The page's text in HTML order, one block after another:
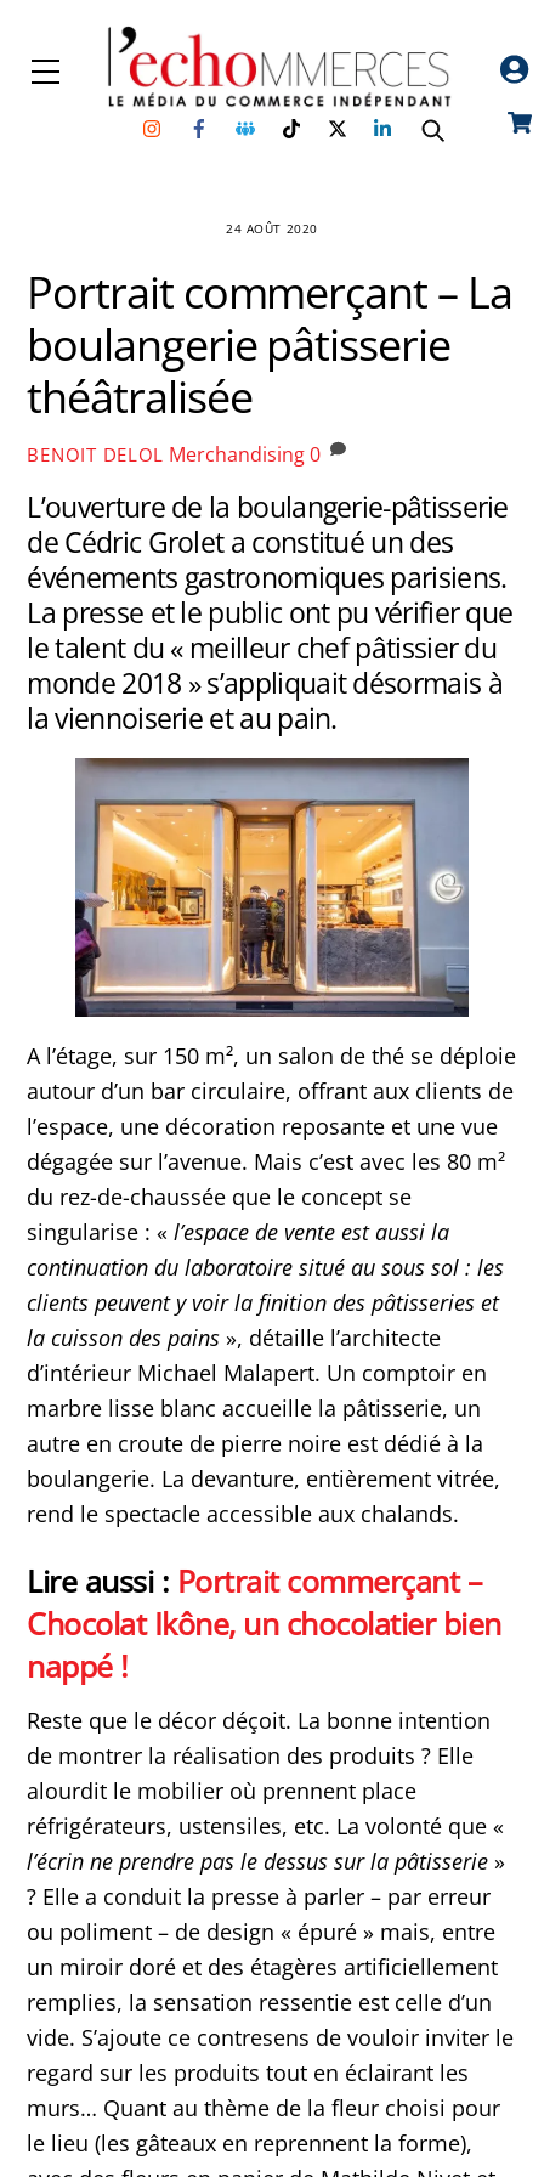
content
Menu
InstagramFacebookGroupe
Facebook
TikTokTwitterLinkedin
24 AOÛT 2020
Portrait commerçant – La
boulangerie pâtisserie
théâtralisée
BENOIT DELOL Merchandising0
L’ouverture de la boulangerie-pâtisserie
de Cédric Grolet a constitué un des
événements gastronomiques parisiens.
La presse et le public ont pu vérifier que
le talent du « meilleur chef pâtissier du
monde 2018 » s’appliquait désormais à
la viennoiserie et au pain.
A l’étage, sur 150 m², un salon de thé se déploie
autour d’un bar circulaire, offrant aux clients de
l’espace, une décoration reposante et une vue
dégagée sur l’avenue. Mais c’est avec les 80 m²
du rez-de-chaussée que le concept se
singularise : « l’espace de vente est aussi la
continuation du laboratoire situé au sous sol : les
clients peuvent y voir la finition des pâtisseries et
la cuisson des pains », détaille l’architecte
d’intérieur Michael Malapert. Un comptoir en
marbre lisse blanc accueille la pâtisserie, un
autre en croute de pierre noire est dédié à la
boulangerie. La devanture, entièrement vitrée,
rend le spectacle accessible aux chalands.
Lire aussi : Portrait commerçant –
Chocolat Ikône, un chocolatier bien
nappé !
Reste que le décor déçoit. La bonne intention
de montrer la réalisation des produits ? Elle
alourdit le mobilier où prennent place
réfrigérateurs, ustensiles, etc. La volonté que «
l’écrin ne prendre pas le dessus sur la pâtisserie »
? Elle a conduit la presse à parler – par erreur
ou poliment – de design « épuré » mais, entre
un miroir doré et des étagères artificiellement
remplies, la sensation ressentie est celle d’un
vide. S’ajoute ce contresens de vouloir inviter le
regard sur les produits tout en éclairant les
murs… Quant au thème de la fleur choisi pour
le lieu (les gâteaux en reprennent la forme),